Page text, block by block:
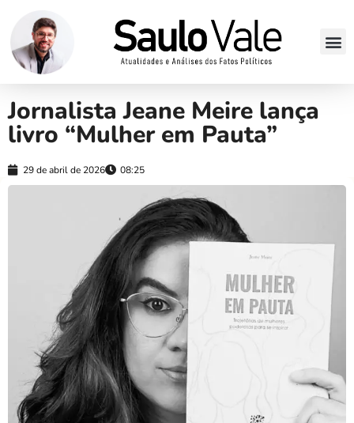
Jornalista Jeane Meire lança
livro “Mulher em Pauta”
29 de abril de 2026 08:25